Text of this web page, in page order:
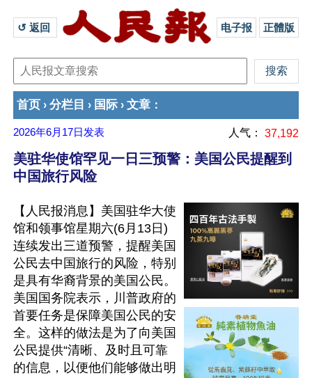
↺ 返回 电子报 正體版
首页 › 分栏目 › 国际 › 文章 ：
2026年6月17日 发表 人气： 37,192
美驻华使馆罕见一日三预警：美国公民提醒到
中国旅行风险
【人民报消息】美国驻华大使
馆和领事馆星期六(6月13日)
连续发出三道预警，提醒美国
公民去中国旅行的风险，特别
是具有华裔背景的美国公民。
美国国务院表示，川普政府的
首要任务是保障美国公民的安
全。这样的做法是为了向美国
公民提供“清晰、及时且可靠
的信息，以便他们能够做出明